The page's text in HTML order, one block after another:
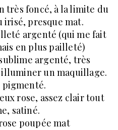
très foncé, à la limite du
irisé, presque mat.
argenté (qui me fait
en plus pailleté)
argenté, très
un maquillage.
pigmenté.
rose, assez clair tout
satiné.
poupée mat